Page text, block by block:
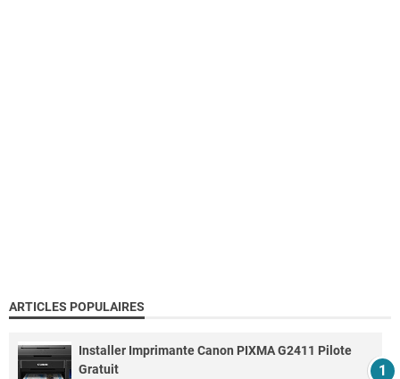
ARTICLES POPULAIRES
Installer Imprimante Canon PIXMA G2411 Pilote
Gratuit